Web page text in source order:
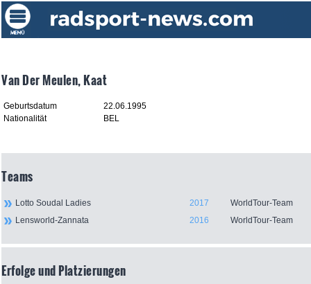
Van Der Meulen, Kaat
Geburtsdatum
22.06.1995
Nationalität
BEL
Teams
Lotto Soudal Ladies 2017
WorldTour-Team
Lensworld-Zannata
2016 WorldTour-Team
Erfolge und Platzierungen